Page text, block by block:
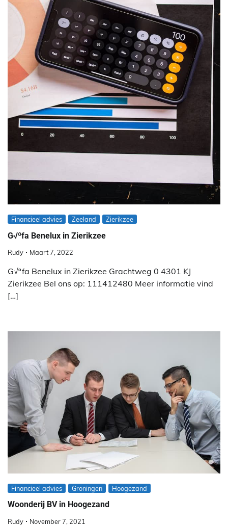
Financieel advies Zeeland Zierikzee
G√ºfa Benelux in Zierikzee
Rudy Maart 7, 2022
G√ºfa Benelux in Zierikzee Grachtweg 0 4301 KJ
Zierikzee Bel ons op: 111412480 Meer informatie vind
[…]
Financieel advies Groningen Hoogezand
Woonderij BV in Hoogezand
Rudy November 7, 2021